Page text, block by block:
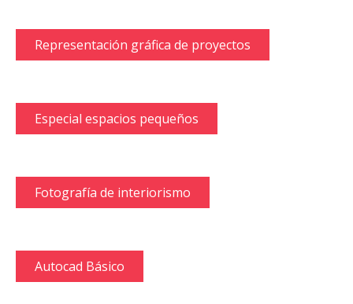
Representación gráfica de proyectos
Especial espacios pequeños
Fotografía de interiorismo
Autocad Básico